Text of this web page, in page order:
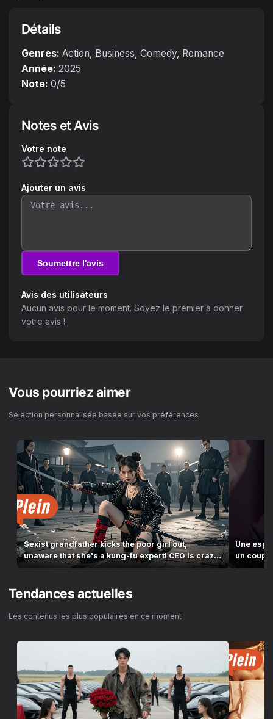
Détails
Genres: Action, Business, Comedy, Romance
Année: 2025
Note: 0/5
Notes et Avis
Votre note
Ajouter un avis
Soumettre l'avis
Avis des utilisateurs
Aucun avis pour le moment. Soyez le premier à donner
votre avis !
Vous pourriez aimer
Sélection personnalisée basée sur vos préférences
Sexist grandfather kicks the poor girl out,
unaware that she's a kung-fu expert! CEO is crazy
abo...
Une
un coup
Tendances actuelles
Les contenus les plus populaires en ce moment